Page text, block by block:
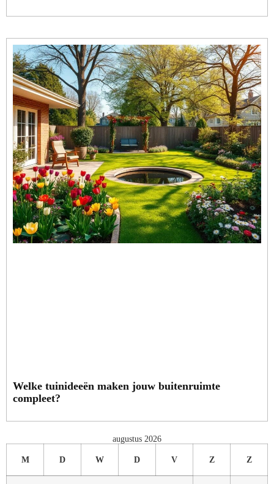
Welke tuinideeën maken jouw buitenruimte
compleet?
augustus 2026
M D W D V Z Z